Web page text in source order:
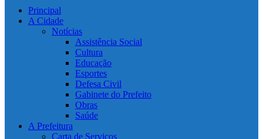
Principal
A Cidade
Notícias
Assistência Social
Cultura
Educação
Esportes
Defesa Civil
Gabinete do Prefeito
Obras
Saúde
A Prefeitura
Carta de Serviços